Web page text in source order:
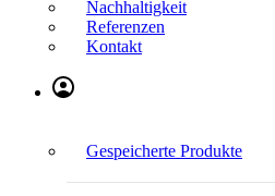
Nachhaltigkeit
Referenzen
Kontakt
Gespeicherte Produkte